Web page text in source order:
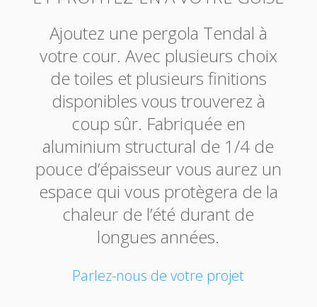
Ajoutez une pergola Tendal à
votre cour. Avec plusieurs choix
de toiles et plusieurs finitions
disponibles vous trouverez à
coup sûr. Fabriquée en
aluminium structural de 1/4 de
pouce d’épaisseur vous aurez un
espace qui vous protègera de la
chaleur de l’été durant de
longues années.
Parlez-nous de votre projet